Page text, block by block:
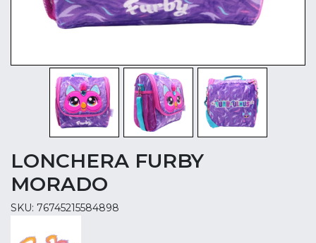
LONCHERA FURBY
MORADO
SKU: 76745215584898